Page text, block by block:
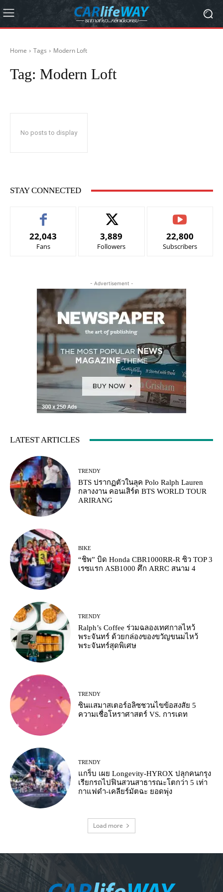
Home Tags Modern Loft
Tag: Modern Loft
No posts to display
STAY CONNECTED
22,043
Fans
3,889
Followers
22,800
Subscribers
- Advertisement -
LATEST ARTICLES
TRENDY
BTS ปรากฏตัวในลุค Polo Ralph Lauren
กลางงาน คอนเสิร์ต BTS WORLD TOUR
ARIRANG
BIKE
“ชิพ” บิด Honda CBR1000RR-R ซิว TOP 3
เรซแรก ASB1000 ศึก ARRC สนาม 4
TRENDY
Ralph’s Coffee ร่วมฉลองเทศกาลไหว้
พระจันทร์ ด้วยกล่องของขวัญขนมไหว้
พระจันทร์สุดพิเศษ
TRENDY
ซินแสมาสเตอร์อลิซชวนไขข้อสงสัย 5
ความเชื่อโหราศาสตร์ VS. การเดท
TRENDY
แกร็บ เผย Longevity-HYROX ปลุกคนกรุง
เรียกรถไปฟินสวนสาธารณะโตกว่า 5 เท่า
กาแฟดำ-เคลียร์มัตฉะ ยอดพุ่ง
Load more